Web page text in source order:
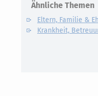
Ähnliche Themen
Eltern, Familie &
Krankheit,